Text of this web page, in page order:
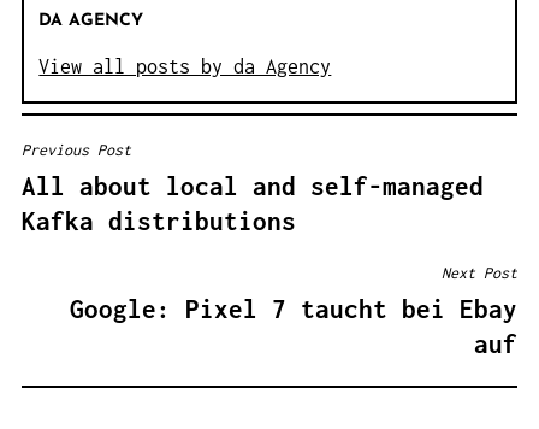
DA AGENCY
View all posts by da Agency
B
E
I
Previous Post
All about local and self-managed
Kafka distributions
Next Post
Google: Pixel 7 taucht bei Ebay
auf